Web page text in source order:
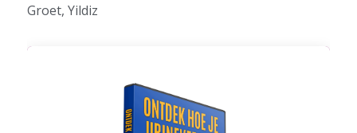
Groet, Yildiz